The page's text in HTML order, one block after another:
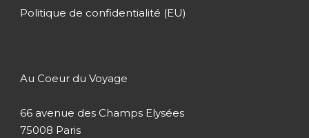
Route des plaines
Bourg Murat
Saint-Benoît
Politique de confidentialité (EU)
Au Coeur du Voyage
66 avenue des Champs Elysées
75008 Paris